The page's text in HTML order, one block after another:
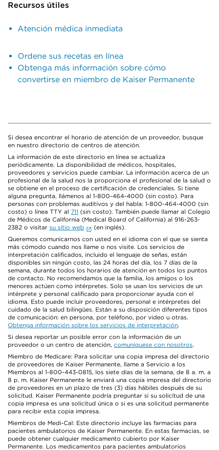
Recursos útiles
Atención médica inmediata
Ordene sus recetas en línea
Obtenga más información sobre cómo
convertirse en miembro de Kaiser Permanente
Si desea encontrar el horario de atención de un proveedor, busque
en nuestro directorio de centros de atención.
La información de este directorio en línea se actualiza
periódicamente. La disponibilidad de médicos, hospitales,
proveedores y servicios puede cambiar. La información acerca de un
profesional de la salud nos la proporciona el profesional de la salud o
se obtiene en el proceso de certificación de credenciales. Si tiene
alguna pregunta, llámenos al 1-800-464-4000 (sin costo). Para
personas con problemas auditivos y del habla: 1-800-464-4000 (sin
costo) o línea TTY al 711 (sin costo). También puede llamar al Colegio
de Médicos de California (Medical Board of California) al 916-263-
2382 o visitar su sitio web
(en inglés).
Queremos comunicarnos con usted en el idioma con el que se sienta
más cómodo cuando nos llame o nos visite. Los servicios de
interpretación calificados, incluido el lenguaje de señas, están
disponibles sin ningún costo, las 24 horas del día, los 7 días de la
semana, durante todos los horarios de atención en todos los puntos
de contacto. No recomendamos que la familia, los amigos o los
menores actúen como intérpretes. Solo se usan los servicios de un
intérprete y personal calificado para proporcionar ayuda con el
idioma. Esto puede incluir proveedores, personal e intérpretes del
cuidado de la salud bilingües. Están a su disposición diferentes tipos
de comunicación: en persona, por teléfono, por video u otras.
Obtenga información sobre los servicios de interpretación.
Si desea reportar un posible error con la información de un
proveedor o un centro de atención, comuníquese con nosotros.
Miembro de Medicare: Para solicitar una copia impresa del directorio
de proveedores de Kaiser Permanente, llame a Servicio a los
Miembros al 1-800-443-0815, los siete días de la semana, de 8 a. m. a
8 p. m. Kaiser Permanente le enviará una copia impresa del directorio
de proveedores en un plazo de tres (3) días hábiles después de su
solicitud. Kaiser Permanente podría preguntar si su solicitud de una
copia impresa es una solicitud única o si es una solicitud permanente
para recibir esta copia impresa.
Miembros de Medi-Cal: Este directorio incluye las farmacias para
pacientes ambulatorios de Kaiser Permanente. En estas farmacias, se
puede obtener cualquier medicamento cubierto por Kaiser
Permanente. Los medicamentos para pacientes ambulatorios